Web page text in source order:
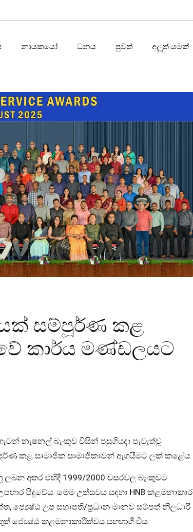
නායකයෝ ධනය පුවත් අලූත් යමක්
සම්පූර්ණ කළ
කාර්ය මණ්ඩලයට
නැෂනල් බැංකුව විසින් පසුගියදා පැවැත්වූ
කළ සාමාජික සාමාජිකාවන් ඇගයීමට ලක් කළේය.
අතර එහිදී 1999/2000 වසරවල බැංකුවට
පිදුවේය. මෙම උත්සවය සඳහා HNB කළමනාකාර
ජ්‍යෙෂ්ඨ උප සභාපති/ප්‍රධාන මානව සම්පත් නිලධාරී
ජ්‍යෙෂ්ඨ කළමනාකාරීත්වය සහභාගී විය.